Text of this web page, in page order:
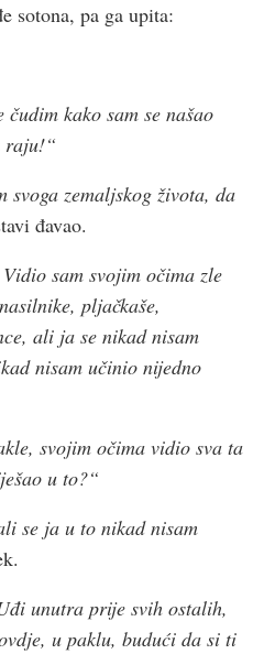
sotona, pa ga upita:
čudim kako sam se našao
raju!“
zemaljskog života, da
đavao.
sam svojim očima zle
pljačkaše,
ali ja se nikad nisam
nisam učinio nijedno
svojim očima vidio sva ta
u to?“
se ja u to nikad nisam
unutra prije svih ostalih,
u paklu, budući da si ti